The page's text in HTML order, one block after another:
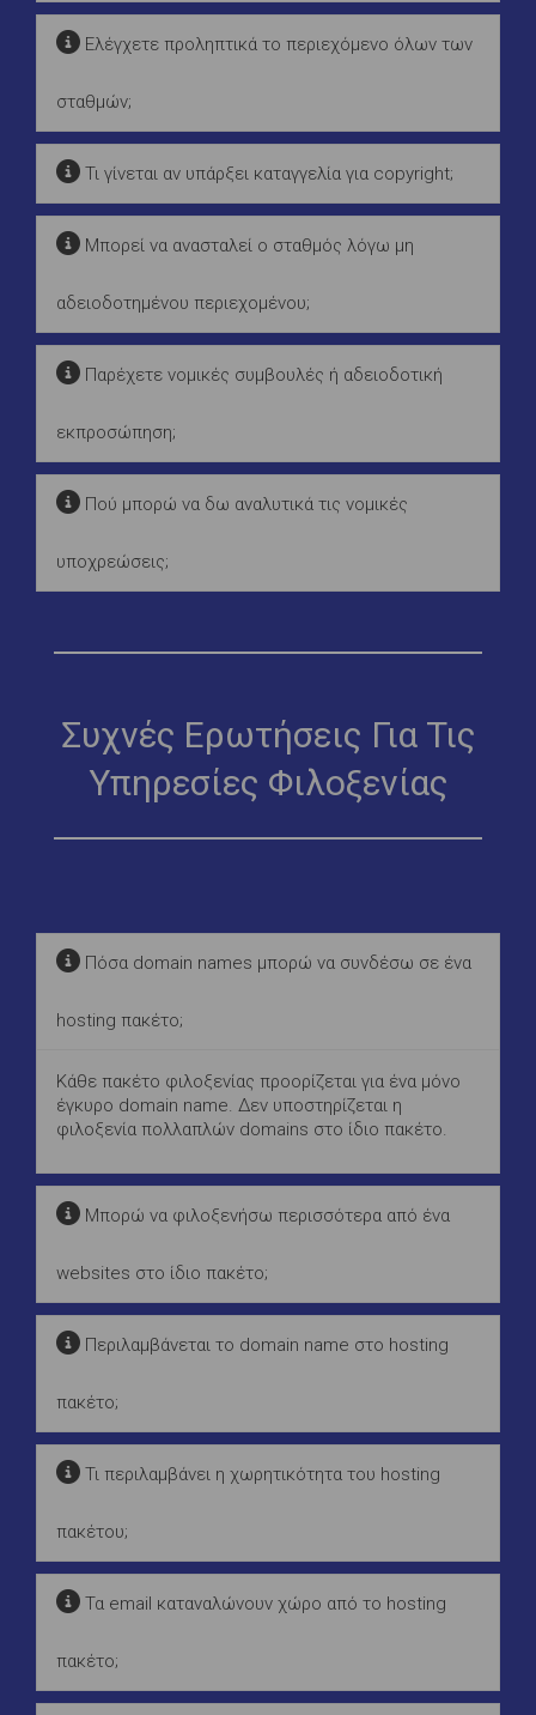
Ελέγχετε προληπτικά το περιεχόμενο όλων των
σταθμών;
Τι γίνεται αν υπάρξει καταγγελία για copyright;
Μπορεί να ανασταλεί ο σταθμός λόγω μη
αδειοδοτημένου περιεχομένου;
Παρέχετε νομικές συμβουλές ή αδειοδοτική
εκπροσώπηση;
Πού μπορώ να δω αναλυτικά τις νομικές
υποχρεώσεις;
Συχνές Ερωτήσεις Για Τις
Υπηρεσίες Φιλοξενίας
Πόσα domain names μπορώ να συνδέσω σε ένα
hosting πακέτο;
Κάθε πακέτο φιλοξενίας προορίζεται για ένα μόνο
έγκυρο domain name. Δεν υποστηρίζεται η
φιλοξενία πολλαπλών domains στο ίδιο πακέτο.
Μπορώ να φιλοξενήσω περισσότερα από ένα
websites στο ίδιο πακέτο;
Περιλαμβάνεται το domain name στο hosting
πακέτο;
Τι περιλαμβάνει η χωρητικότητα του hosting
πακέτου;
Τα email καταναλώνουν χώρο από το hosting
πακέτο;